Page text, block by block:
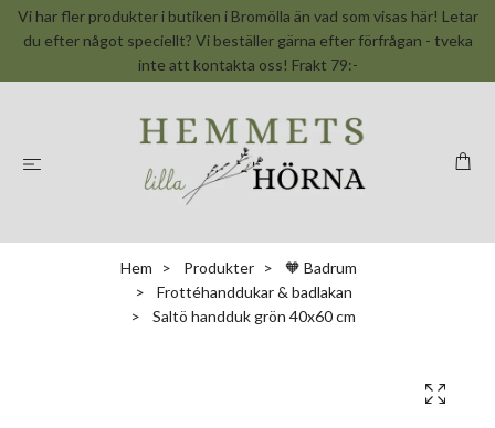
Vi har fler produkter i butiken i Bromölla än vad som visas här! Letar
du efter något speciellt? Vi beställer gärna efter förfrågan - tveka
inte att kontakta oss! Frakt 79:-
Hem Produkter
🧡 Badrum
Frottéhanddukar & badlakan
Saltö handduk grön 40x60 cm